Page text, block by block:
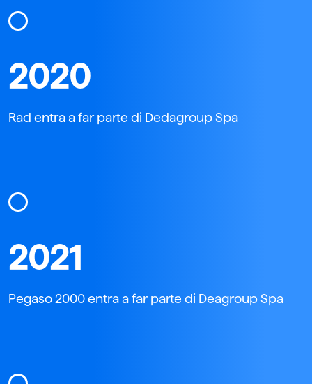
2020
Rad entra a far parte di Dedagroup Spa
2021
Pegaso 2000 entra a far parte di Deagroup Spa